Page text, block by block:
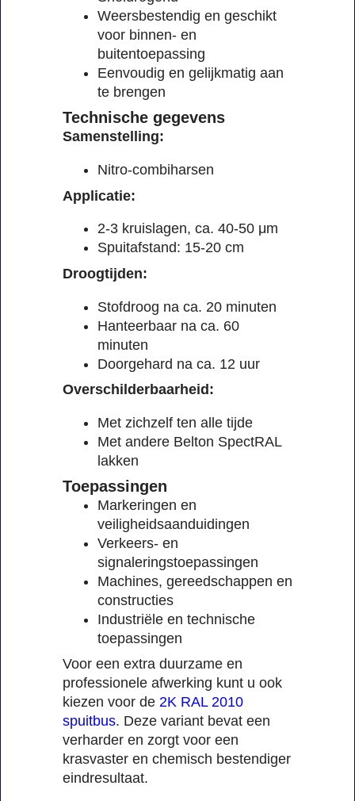
Weersbestendig en geschikt
voor binnen- en
buitentoepassing
Eenvoudig en gelijkmatig aan
te brengen
Technische gegevens
Samenstelling:
Nitro-combiharsen
Applicatie:
2-3 kruislagen, ca. 40-50 μm
Spuitafstand: 15-20 cm
Droogtijden:
Stofdroog na ca. 20 minuten
Hanteerbaar na ca. 60
minuten
Doorgehard na ca. 12 uur
Overschilderbaarheid:
Met zichzelf ten alle tijde
Met andere Belton SpectRAL
lakken
Toepassingen
Markeringen en
veiligheidsaanduidingen
Verkeers- en
signaleringstoepassingen
Machines, gereedschappen en
constructies
Industriële en technische
toepassingen
Voor een extra duurzame en
professionele afwerking kunt u ook
kiezen voor de 2K RAL 2010
spuitbus. Deze variant bevat een
verharder en zorgt voor een
krasvaster en chemisch bestendiger
eindresultaat.